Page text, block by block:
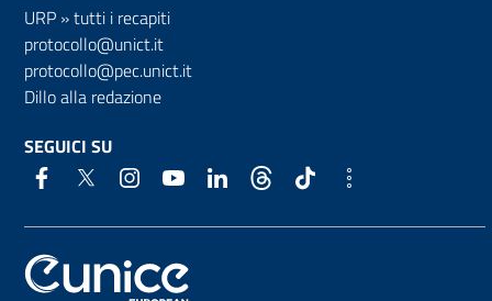
URP »tutti i recapiti
protocollo@unict.it
protocollo@pec.unict.it
Dillo alla redazione
SEGUICI SU